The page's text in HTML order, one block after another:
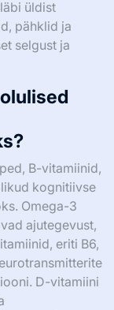
üldist
pähklid ja
selgust ja
B-vitamiinid,
kognitiivse
Omega-3
ajutegevust,
eriti B6,
D-vitamiini